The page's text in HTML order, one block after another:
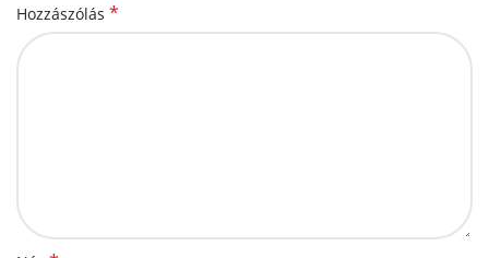
Hozzászólás *